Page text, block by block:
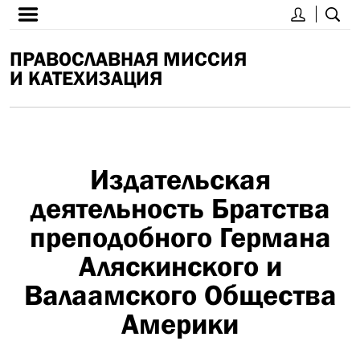
ПРАВОСЛАВНАЯ МИССИЯ
И КАТЕХИЗАЦИЯ
Издательская
деятельность Братства
преподобного Германа
Аляскинского и
Валаамского Общества
Америки